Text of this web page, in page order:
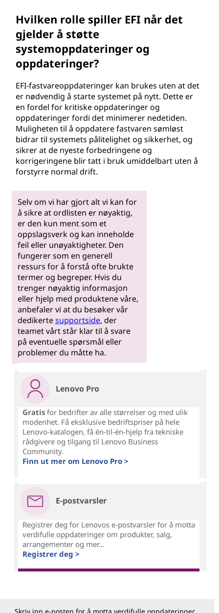
Hvilken rolle spiller EFI når det
gjelder å støtte
systemoppdateringer og
oppdateringer?
EFI-fastvareoppdateringer kan brukes uten at det
er nødvendig å starte systemet på nytt. Dette er
en fordel for kritiske oppdateringer og
oppdateringer fordi det minimerer nedetiden.
Muligheten til å oppdatere fastvaren sømløst
bidrar til systemets pålitelighet og sikkerhet, og
sikrer at de nyeste forbedringene og
korrigeringene blir tatt i bruk umiddelbart uten å
forstyrre normal drift.
Selv om vi har gjort alt vi kan for
å sikre at ordlisten er nøyaktig,
er den kun ment som et
oppslagsverk og kan inneholde
feil eller unøyaktigheter. Den
fungerer som en generell
ressurs for å forstå ofte brukte
termer og begreper. Hvis du
trenger nøyaktig informasjon
eller hjelp med produktene våre,
anbefaler vi at du besøker vår
dedikertesupportside, der
teamet vårt står klar til å svare
på eventuelle spørsmål eller
problemer du måtte ha.
Lenovo Pro
Gratisfor bedrifter av alle størrelser og med ulik
modenhet. Få eksklusive bedriftspriser på hele
Lenovo-katalogen, få én-til-én-hjelp fra tekniske
rådgivere og tilgang til Lenovo Business
Community.
Finn ut mer om Lenovo Pro >
E-postvarsler
Registrer deg for Lenovos e-postvarsler for å motta
verdifulle oppdateringer om produkter, salg,
arrangementer og mer...
Registrer deg >